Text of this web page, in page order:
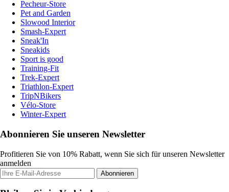
Pecheur-Store
Pet and Garden
Slowood Interior
Smash-Expert
Sneak'In
Sneakids
Sport is good
Training-Fit
Trek-Expert
Triathlon-Expert
TripNBikers
Vélo-Store
Winter-Expert
Abonnieren Sie unseren Newsletter
Profitieren Sie von 10% Rabatt, wenn Sie sich für unseren Newsletter
anmelden
Abonnieren